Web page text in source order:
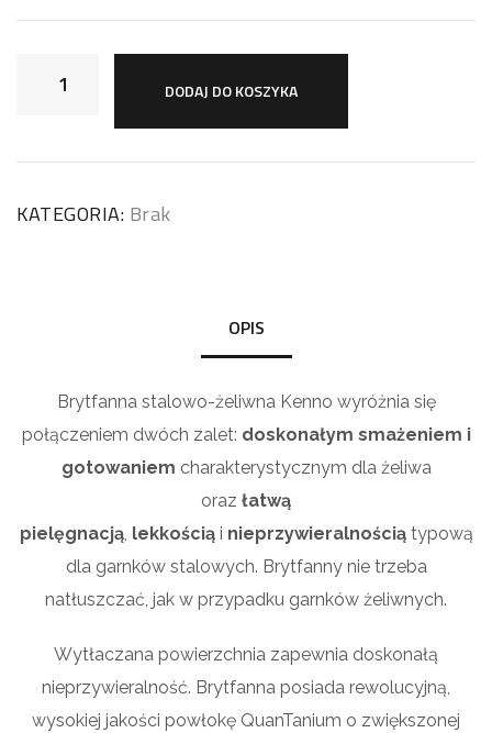
DODAJ DO KOSZYKA
KATEGORIA: Brak
OPIS
Brytfanna stalowo-żeliwna Kenno wyróżnia się
połączeniem dwóch zalet: doskonałym smażeniem i
gotowaniem charakterystycznym dla żeliwa
oraz łatwą
pielęgnacją, lekkościąi nieprzywieralnościątypową
dla garnków stalowych. Brytfanny nie trzeba
natłuszczać, jak w przypadku garnków żeliwnych.
Wytłaczana powierzchnia zapewnia doskonałą
nieprzywieralność. Brytfanna posiada rewolucyjną,
wysokiej jakości powłokę QuanTanium o zwiększonej